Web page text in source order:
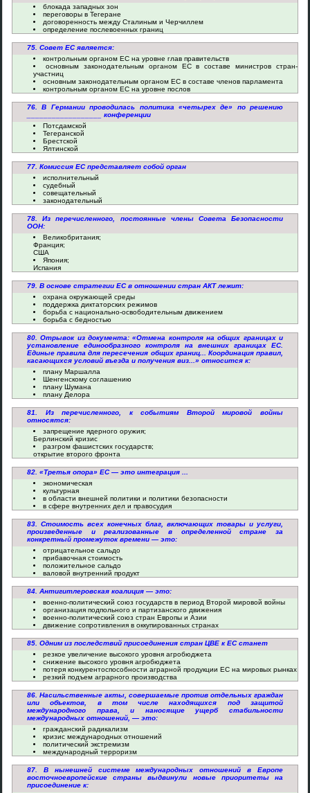
блокада западных зон
переговоры в Тегеране
договоренность между Сталиным и Черчиллем
определение послевоенных границ
75. Совет ЕС является:
контрольным органом ЕС на уровне глав правительств
основным законодательным органом ЕС в составе министров стран-
участниц
основным законодательным органом ЕС в составе членов парламента
контрольным органом ЕС на уровне послов
76. В Германии проводилась политика «четырех де» по решению
__________________ конференции
Потсдамской
Тегеранской
Брестской
Ялтинской
77. Комиссия ЕС представляет собой орган
исполнительный
судебный
совещательный
законодательный
78. Из перечисленного, постоянные члены Совета Безопасности
ООН:
Великобритания;
Франция;
США
Япония;
Испания
79. В основе стратегии ЕС в отношении стран АКТ лежит:
охрана окружающей среды
поддержка диктаторских режимов
борьба с национально-освободительным движением
борьба с бедностью
80. Отрывок из документа: «Отмена контроля на общих границах и
установление единообразного контроля на внешних границах ЕС.
Единые правила для пересечения общих границ... Координация правил,
касающихся условий въезда и получения виз...» относится к:
плану Маршалла
Шенгенскому соглашению
плану Шумана
плану Делора
81. Из перечисленного, к событиям Второй мировой войны
относятся:
запрещение ядерного оружия;
Берлинский кризис
разгром фашистских государств;
открытие второго фронта
82. «Третья опора» ЕС — это интеграция ...
экономическая
культурная
в области внешней политики и политики безопасности
в сфере внутренних дел и правосудия
83. Стоимость всех конечных благ, включающих товары и услуги,
произведенные и реализованные в определенной стране за
конкретный промежуток времени — это:
отрицательное сальдо
прибавочная стоимость
положительное сальдо
валовой внутренний продукт
84. Антигитлеровская коалиция — это:
военно-политический союз государств в период Второй мировой войны
организация подпольного и партизанского движения
военно-политический союз стран Европы и Азии
движение сопротивления в оккупированных странах
85. Одним из последствий присоединения стран ЦВЕ к ЕС станет
резкое увеличение высокого уровня агробюджета
снижение высокого уровня агробюджета
потеря конкурентоспособности аграрной продукции ЕС на мировых рынках
резкий подъем аграрного производства
86. Насильственные акты, совершаемые против отдельных граждан
или объектов, в том числе находящихся под защитой
международного права, и наносящие ущерб стабильности
международных отношений, — это:
гражданский радикализм
кризис международных отношений
политический экстремизм
международный терроризм
87. В нынешней системе международных отношений в Европе
восточноевропейские страны выдвинули новые приоритеты на
присоединение к: